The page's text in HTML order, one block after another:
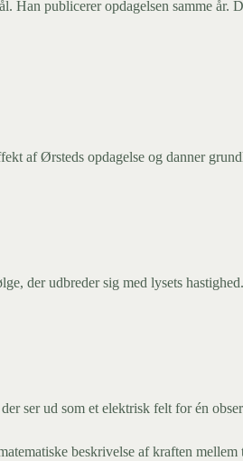
publicerer opdagelsen samme år.
af Ørsteds opdagelse og danner
der udbreder sig med lysets hastighed.
ser ud som et elektrisk felt for én
beskrivelse af kraften